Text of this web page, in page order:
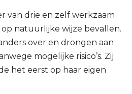
van drie en zelf werkzaam
op natuurlijke wijze bevallen.
over en drongen aan
mogelijke risico’s. Zij
het eerst op haar eigen